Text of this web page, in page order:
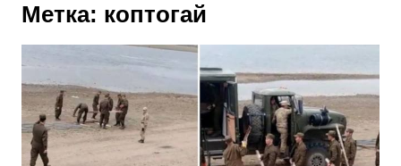
Метка: коптогай